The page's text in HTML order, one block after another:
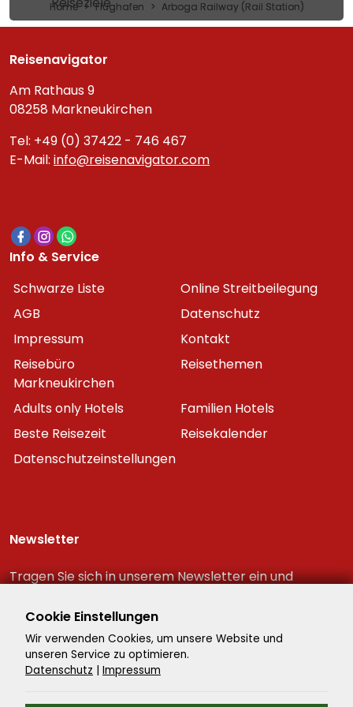
Home Flughafen Arboga Railway (Rail Station)
Reisenavigator
Am Rathaus 9
08258 Markneukirchen
Tel: +49 (0) 37422 - 746 467
E-Mail: info@reisenavigator.com
Info & Service
Schwarze Liste
Online Streitbeilegung
AGB
Datenschutz
Impressum
Kontakt
Reisebüro
Markneukirchen
Reisethemen
Adults only Hotels
Familien Hotels
Beste Reisezeit
Reisekalender
Datenschutzeinstellungen
Newsletter
Tragen Sie sich in unserem Newsletter ein und
Reiseschnäppchen!
Cookie Einstellungen
Wir verwenden Cookies, um unsere Website und
unseren Service zu optimieren.
Datenschutz | Impressum